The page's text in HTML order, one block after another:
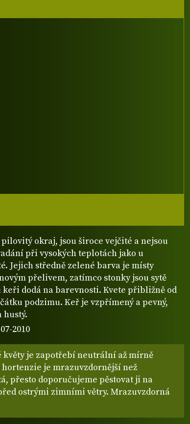
okraj, jsou široce vejčité a nejsou
při vysokých teplotách jako u
Jejich středně zelené barva je místy
přelivem, zatímco stonky jsou sytě
keři dodá na barevnosti. Kvete přibližně od
podzimu. Keř je vzpřímený a pevný,
hustý.
2010
květy je zapotřebí neutrální až mírně
hortenzie je mrazuvzdornější než
přesto doporučujeme pěstovat ji na
ostrými zimními větry. Mrazuvzdorná